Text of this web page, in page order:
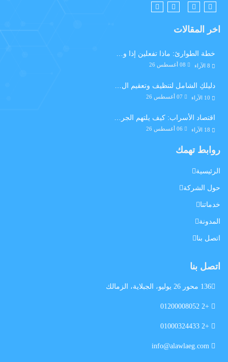
اخر المقالات
خطة الطوارئ: ماذا تفعلين إذا و…
08 أغسطس 26 الآراء
دليلكِ الشامل لتنظيف وتعقيم ال…
07 أغسطس 26 الآراء
اقتصاد الأسراب: كيف يلتهم الجر…
06 أغسطس 26 الآراء
روابط تهمك
الرئيسية
حول الشركة
خدماتنا
المدونة
اتصل بنا
اتصل بنا
136 محور 26 يوليو، الجبلاية، الزمالك
+2 01200008052
+2 01000324433